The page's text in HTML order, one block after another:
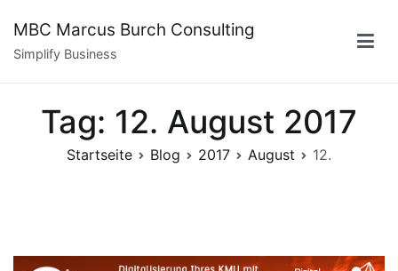
Inhalt
springen
MBC Marcus Burch Consulting
Simplify Business
Tag: 12. August 2017
Startseite Blog 2017 August 12.